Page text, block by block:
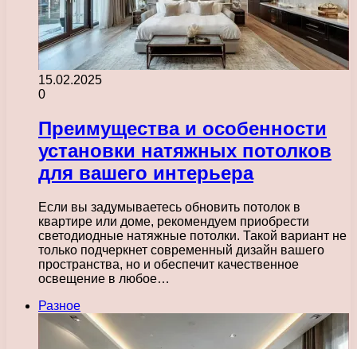
15.02.2025
0
Преимущества и особенности
установки натяжных потолков
для вашего интерьера
Если вы задумываетесь обновить потолок в
квартире или доме, рекомендуем приобрести
светодиодные натяжные потолки. Такой вариант не
только подчеркнет современный дизайн вашего
пространства, но и обеспечит качественное
освещение в любое…
Разное